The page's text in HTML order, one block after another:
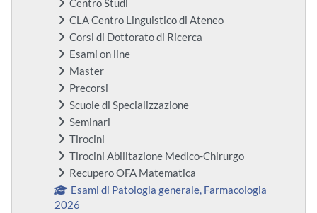
Centro Studi
CLA Centro Linguistico di Ateneo
Corsi di Dottorato di Ricerca
Esami on line
Master
Precorsi
Scuole di Specializzazione
Seminari
Tirocini
Tirocini Abilitazione Medico-Chirurgo
Recupero OFA Matematica
Esami di Patologia generale, Farmacologia
2026